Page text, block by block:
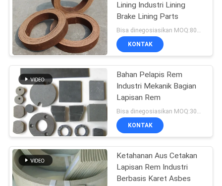
TENTANG
KAMI
TUR
PABRIK
KONTROL
KUALITAS
HUBUNGI
KAMI
Lining Industri Lining
Brake Lining Parts
Bisa dinegosiasikan MOQ:800 KGS
KONTAK
Bahan Pelapis Rem
Industri Mekanik Bagian
Lapisan Rem
KONTAK
Ketahanan Aus Cetakan
Lapisan Rem Industri
Berbasis Karet Asbes